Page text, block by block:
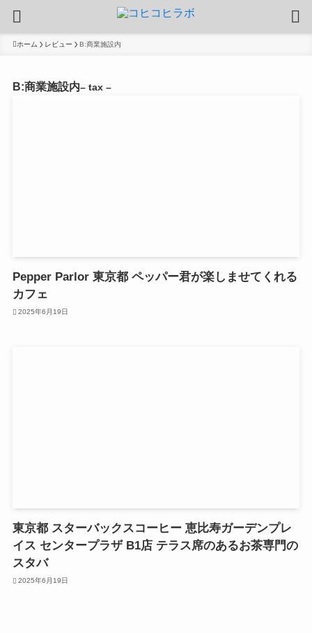
ホーム レビュー B:商業施設内
B:商業施設内– tax –
Pepper Parlor 東京都 ペッパー君が楽しませてくれる
カフェ
2025年6月19日
東京都 スターバックスコーヒー 恵比寿ガーデンプレ
イス センタープラザ B1店 テラス席のあるお茶専門の
スタバ
2025年6月19日